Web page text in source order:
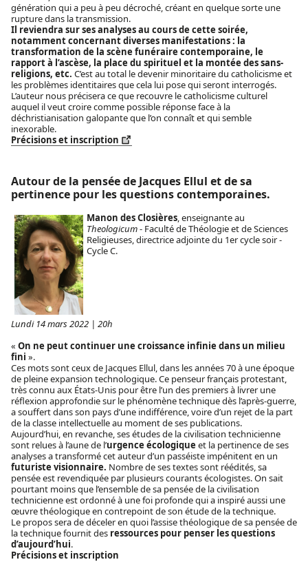
génération qui a peu à peu décroché, créant en quelque sorte une
rupture dans la transmission.
Il reviendra sur ses analyses au cours de cette soirée,
notamment concernant diverses manifestations : la
transformation de la scène funéraire contemporaine, le
rapport à l’ascèse, la place du spirituel et la montée des sans-
religions, etc. C’est au total le devenir minoritaire du catholicisme et
les problèmes identitaires que cela lui pose qui seront interrogés.
L’auteur nous précisera ce que recouvre le catholicisme culturel
auquel il veut croire comme possible réponse face à la
déchristianisation galopante que l’on connaît et qui semble
inexorable.
Précisions et inscription
Autour de la pensée de Jacques Ellul et de sa
pertinence pour les questions contemporaines.
Manon des Closières, enseignante au
Theologicum- Faculté de Théologie et de Sciences
Religieuses, directrice adjointe du 1er cycle soir -
Cycle C.
Lundi 14 mars 2022 | 20h
« On ne peut continuer une croissance infinie dans un milieu
fini ».
Ces mots sont ceux de Jacques Ellul, dans les années 70 à une époque
de pleine expansion technologique. Ce penseur français protestant,
très connu aux États-Unis pour être l’un des premiers à livrer une
réflexion approfondie sur le phénomène technique dès l’après-guerre,
a souffert dans son pays d’une indifférence, voire d’un rejet de la part
de la classe intellectuelle au moment de ses publications.
Aujourd’hui, en revanche, ses études de la civilisation technicienne
sont relues à l’aune de l’urgence écologique et la pertinence de ses
analyses a transformé cet auteur d’un passéiste impénitent en un
futuriste visionnaire. Nombre de ses textes sont réédités, sa
pensée est revendiquée par plusieurs courants écologistes. On sait
pourtant moins que l’ensemble de sa pensée de la civilisation
technicienne est ordonné à une foi profonde qui a inspiré aussi une
œuvre théologique en contrepoint de son étude de la technique.
Le propos sera de déceler en quoi l’assise théologique de sa pensée de
la technique fournit des ressources pour penser les questions
d’aujourd’hui.
Précisions et inscription